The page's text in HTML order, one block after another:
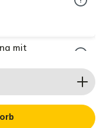
mit
90°
Wert ein